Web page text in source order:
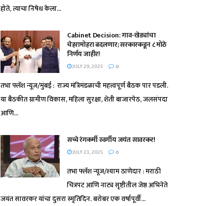
होते, त्याचा निषेध केला...
Cabinet Decision: गाव-खेड्यांचा
चेहरामोहरा बदलणार; सरकारकडून ८ मोठे
निर्णय जाहीर!
JULY 29, 2025 0
तभा फ्लॅश न्यूज/मुंबई : राज्य मंत्रिमंडळाची महत्त्वपूर्ण बैठक पार पडली.
या बैठकीत ग्रामीण विकास, महिला सुरक्षा, शेती बाजारपेठ, जलसंपदा
आणि...
सच्चे रंगकर्मी स्वर्गीय जयंत सावरकर!
JULY 23, 2025 0
तभा फ्लॅश न्यूज/श्याम ठाणेदार : मराठी
चित्रपट आणि नाट्य सृष्टीतील जेष्ठ अभिनेते
जयंत सावरकर यांचा दुसरा स्मृतिदिन. बरोबर एक वर्षापूर्वी...